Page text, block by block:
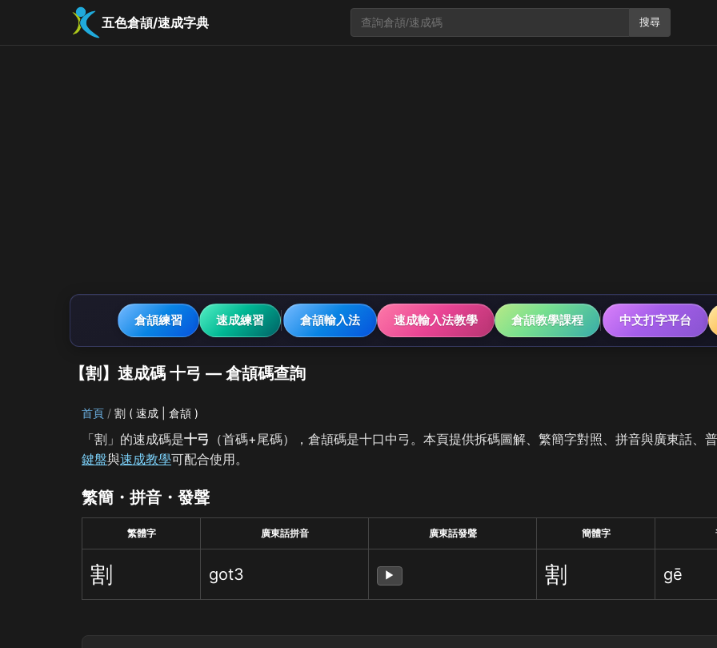
五色倉頡/速成字典 搜尋
倉頡練習 速成練習 倉頡輸入法 速成輸入法教學 倉頡教學課程 中文打字平台
【割】速成碼 十弓 — 倉頡碼查詢
首頁 割 ( 速成 | 倉頡 )
「割」的速成碼是十弓 （首碼+尾碼），倉頡碼是十口中弓。本頁提供拆碼圖解、繁簡字對照、拼音與廣東話、
鍵盤與速成教學可配合使用。
繁簡・拼音・發聲
繁體字 廣東話拼音 廣東話發聲 簡體字
割 got3 ▶ 割 gē